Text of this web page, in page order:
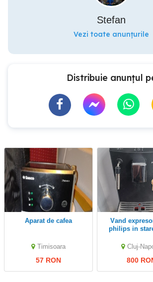
Stefan
Vezi toate anunțurile
Distribuie anunțul
Aparat de cafea
Timisoara
57 RON
vand expresor cafea
philips in
Cluj-
800